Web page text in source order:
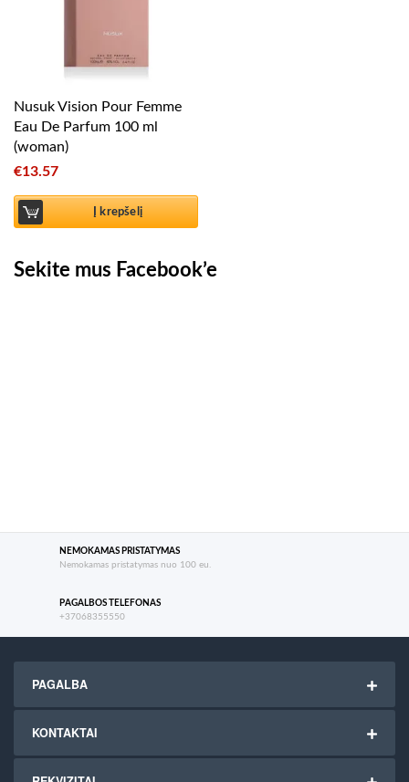
Nusuk Vision Pour Femme
Eau De Parfum 100 ml
(woman)
€13.57
Į krepšelį
Sekite mus Facebook’e
NEMOKAMAS PRISTATYMAS
Nemokamas pristatymas nuo 100 eu.
PAGALBOS TELEFONAS
+37068355550
PAGALBA
KONTAKTAI